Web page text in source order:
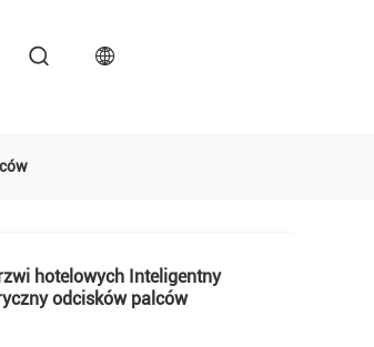
hotelowych Inteligentny
odcisków palców